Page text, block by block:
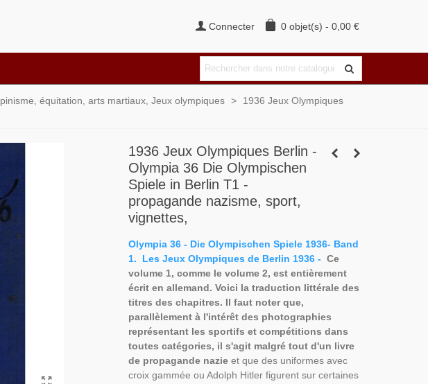
Connecter 0 objet(s) - 0,00 €
équitation, arts martiaux, Jeux olympiques >
1936 Jeux Olympiques
1936 Jeux Olympiques Berlin -
Olympia 36 Die Olympischen
Spiele in Berlin T1 -
propagande nazisme, sport,
vignettes,
Olympia 36 - Die Olympischen Spiele 1936- Band
1.
Les Jeux Olympiques de Berlin 1936 - Ce
volume 1, comme le volume 2, est entièrement
écrit en allemand. Voici la traduction littérale des
titres des chapitres. Il faut noter que,
parallèlement à l'intérêt des photographies
représentant les sportifs et compétitions dans
toutes catégories, il s'agit malgré tout d'un livre
de propagande nazieet que des uniformes avec
croix gammée ou Adolph Hitler figurent sur certaines